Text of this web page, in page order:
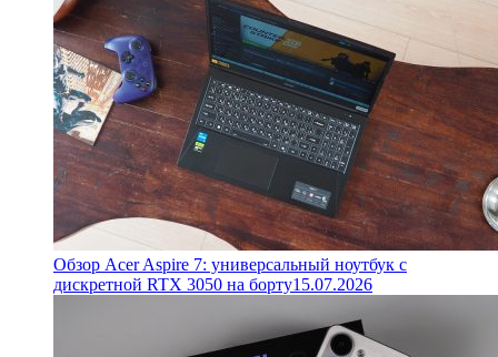
Обзор Acer Aspire 7: универсальный ноутбук с
дискретной RTX 3050 на борту15.07.2026